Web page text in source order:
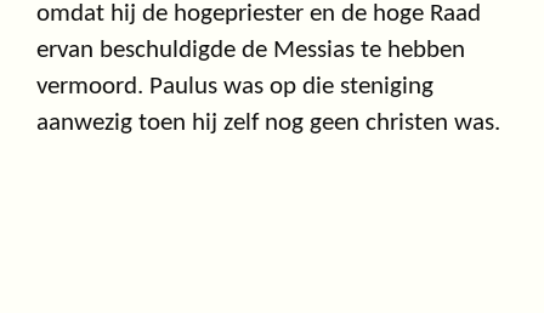
omdat hij de hogepriester en de hoge Raad
ervan beschuldigde de Messias te hebben
vermoord. Paulus was op die steniging
aanwezig toen hij zelf nog geen christen was.